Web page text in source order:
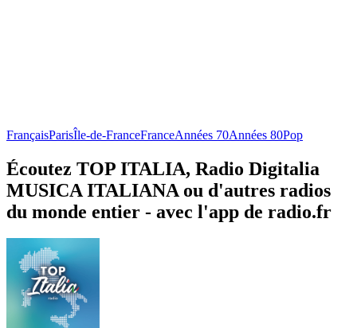
FrançaisParisÎle-de-FranceFranceAnnées 70Années 80Pop
Écoutez TOP ITALIA, Radio Digitalia
MUSICA ITALIANA ou d'autres radios
du monde entier - avec l'app de radio.fr